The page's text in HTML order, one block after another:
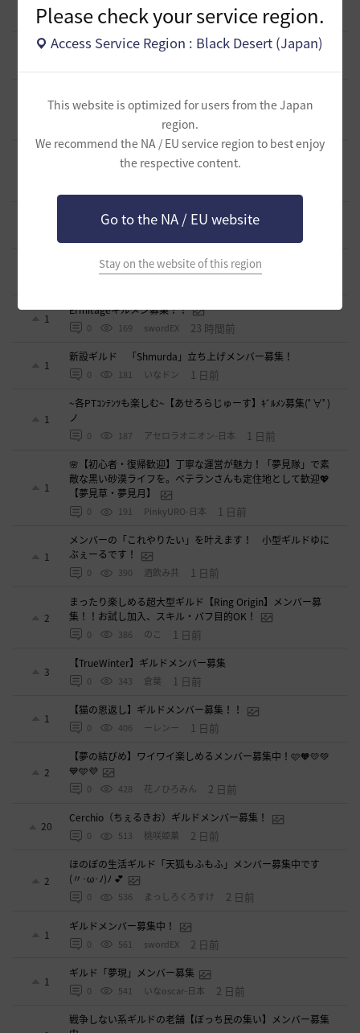
Please check your service region.
Access Service Region : Black Desert (Japan)
This website is optimized for users from the Japan
region.
We recommend the NA / EU service region to best enjoy
the respective content.
Go to the NA / EU website
Stay on the website of this region
0 69 リーシアR-日本 6 時間前
「サンセットノヴァ」自由にゲームする仲間を募集‼️
募集！
浅井ジークフリード-日本
※少数の募集となります 小規模ギルド【待機中】ギルメン
募集のご案内
🌸「今日も誰もいない…」そんなギルドに疲れた方へ
LevelUP メンバー募集
1
Ermitageギルメン募集！！
0 169 swordEX 23 時間前
1
新設ギルド 「Shmurda」立ち上げメンバー募集！
0 181 いなドン 1 日前
1
~各PTｺﾝﾃﾝﾂも楽しむ~【あせろらじゅーす】ｷﾞﾙﾒﾝ募集(ﾟ∀ﾟ)
ノ
0 187 アセロラオニオン-日本 1 日前
1
🌸【初心者・復帰歓迎】丁寧な運営が魅力！「夢見隊」で素
敵な黒い砂漠ライフを。ベテランさんも定住地として歓迎💖
【夢見草・夢見月】
0 191 PinkyURO-日本 1 日前
1
メンバーの「これやりたい」を叶えます！ 小型ギルドゆに
ぶぇーるです！
0 390 酒飲み共 1 日前
2
まったり楽しめる超大型ギルド【Ring Origin】メンバー募
集！！お試し加入、スキル・バフ目的OK！
0 386 のこ 1 日前
3
【TrueWinter】ギルドメンバー募集
0 343 倉葉 1 日前
1
【猫の恩返し】ギルドメンバー募集！！
0 406 ーレンー 1 日前
2
【夢の結びめ】ワイワイ楽しめるメンバー募集中！🩷🧡💛💚
💙🩵💜
0 428 花ノひろみん 2 日前
20
Cerchio（ちぇるきお）ギルドメンバー募集！
0 513 桃咲姫菓 2 日前
2
ほのぼの生活ギルド「天狐もふもふ」メンバー募集中です
(〃･ω･ﾉ)ﾉ 💕
0 536 まっしろくろすけ 2 日前
1
ギルドメンバー募集中！
0 561 swordEX 2 日前
1
ギルド「夢現」メンバー募集
0 541 いなoscar-日本 2 日前
戦争しない系ギルドの老舗【ぼっち民の集い】メンバー募集